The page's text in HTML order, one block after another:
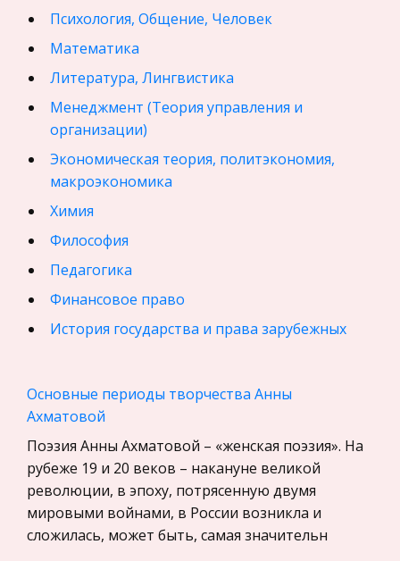
Психология, Общение, Человек
Математика
Литература, Лингвистика
Менеджмент (Теория управления и
организации)
Экономическая теория, политэкономия,
макроэкономика
Химия
Философия
Педагогика
Финансовое право
История государства и права зарубежных
Физика
Искусство, Культура, Литература
Компьютерные сети
Материаловедение
Авиация
Основные периоды творчества Анны
Ахматовой
Поэзия Анны Ахматовой – «женская поэзия». На
рубеже 19 и 20 веков – накануне великой
революции, в эпоху, потрясенную двумя
мировыми войнами, в России возникла и
сложилась, может быть, самая значительн